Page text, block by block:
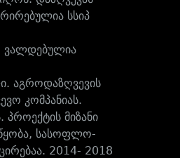
სსიპ
ვალდებულია
აგროდაზღვევის
კომპანიას.
მიზანი
სასოფლო-
2014- 2018